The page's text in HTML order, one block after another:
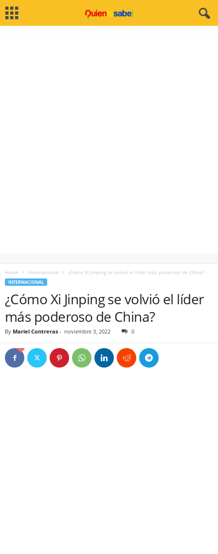
Home Internacional ¿Cómo Xi Jinping se volvió el líder más poderoso de China?
INTERNACIONAL
¿Cómo Xi Jinping se volvió el líder
más poderoso de China?
By Mariel Contreras - noviembre 3, 2022 0